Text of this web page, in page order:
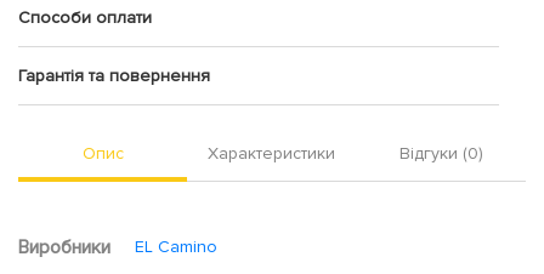
Способи оплати
Гарантія та повернення
Опис Характеристики Відгуки (0)
Виробники EL Camino